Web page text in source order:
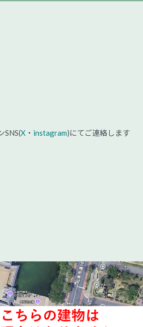
SNS(X ・ instagram)にてご連絡します